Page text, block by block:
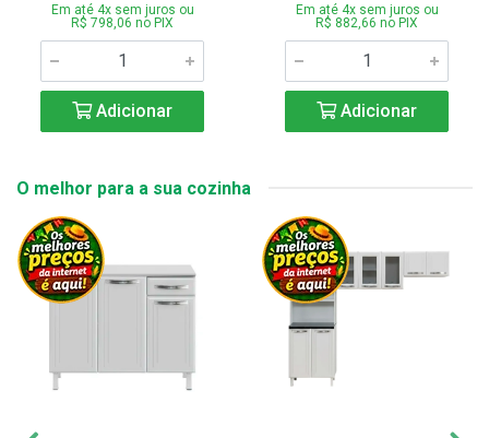
Em até 4x sem juros ou
R$ 798,06 no PIX
Adicionar
Em até 4x sem juros ou
R$ 882,66 no PIX
Adicionar
O melhor para a sua cozinha